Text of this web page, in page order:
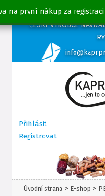
na první nákup za
ČESKÝ VÝROBCE
Přihlásit
Registrovat
Úvodní strana > E-shop >